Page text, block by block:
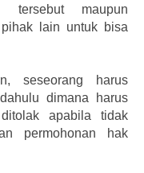
tersebut maupun
lain untuk bisa
seseorang harus
dimana harus
apabila tidak
permohonan hak